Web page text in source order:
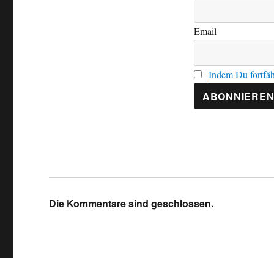
Email
Indem Du
Die Kommentare sind geschlossen.